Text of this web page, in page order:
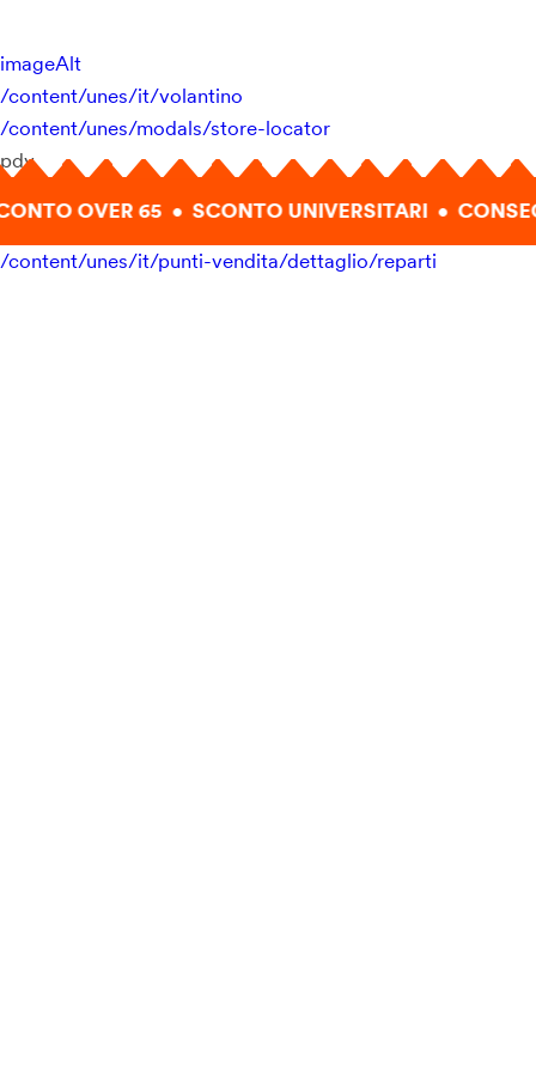
imageAlt
/content/unes/it/volantino
/content/unes/modals/store-locator
pdv
OVER 65 • SCONTO UNIVERSITARI •
/content/unes/it/punti-vendita/dettaglio/reparti